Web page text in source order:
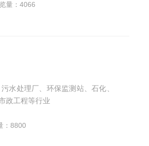
量：4066
水处理厂、环保监测站、石化、
政工程等行业
：8800